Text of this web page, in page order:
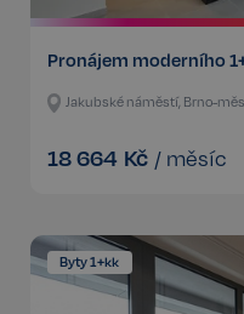
Pronájem moderního
Jakubské náměstí, Brno-
18 664 Kč / měsíc
Byty 1+kk